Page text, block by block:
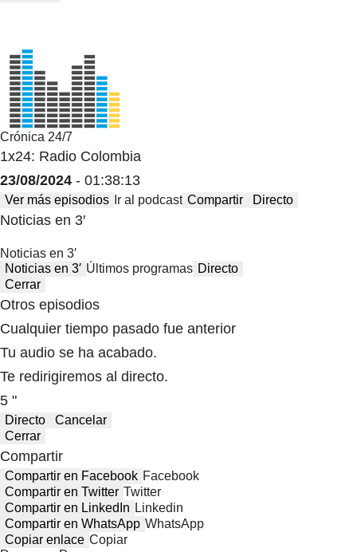
Crónica 24/7
1x24: Radio Colombia
23/08/2024 - 01:38:13
Ver más episodios Ir al podcast Compartir Directo
Noticias en 3′
Noticias en 3′
Noticias en 3′ Últimos programas Directo
Cerrar
Otros episodios
Cualquier tiempo pasado fue anterior
Tu audio se ha acabado.
Te redirigiremos al directo.
5 "
Directo
Cancelar
Cerrar
Compartir
Compartir en Facebook Facebook
Compartir en Twitter Twitter
Compartir en LinkedIn Linkedin
Compartir en WhatsApp WhatsApp
Copiar enlace Copiar